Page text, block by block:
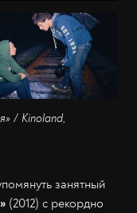
/ Kinoland,
занятный
(2012) с рекордно